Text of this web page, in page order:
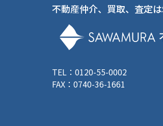
不動産仲介、買取、査定
TEL：0120-55-0002
FAX：0740-36-1661